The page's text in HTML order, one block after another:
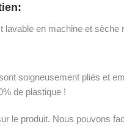
lavable en machine et
soigneusement pliés et
de plastique !
le produit. Nous pouvons